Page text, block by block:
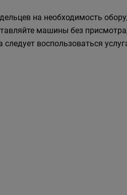
на необходимость
машины без
воспользоваться